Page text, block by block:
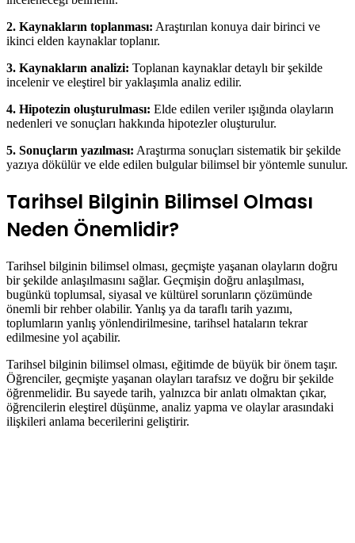
2. Kaynakların toplanması: Araştırılan konuya dair birinci ve
ikinci elden kaynaklar toplanır.
3. Kaynakların analizi: Toplanan kaynaklar detaylı bir şekilde
incelenir ve eleştirel bir yaklaşımla analiz edilir.
4. Hipotezin oluşturulması: Elde edilen veriler ışığında olayların
nedenleri ve sonuçları hakkında hipotezler oluşturulur.
5. Sonuçların yazılması: Araştırma sonuçları sistematik bir şekilde
yazıya dökülür ve elde edilen bulgular bilimsel bir yöntemle sunulur.
Tarihsel Bilginin Bilimsel Olması
Neden Önemlidir?
Tarihsel bilginin bilimsel olması, geçmişte yaşanan olayların doğru
bir şekilde anlaşılmasını sağlar. Geçmişin doğru anlaşılması,
bugünkü toplumsal, siyasal ve kültürel sorunların çözümünde
önemli bir rehber olabilir. Yanlış ya da taraflı tarih yazımı,
toplumların yanlış yönlendirilmesine, tarihsel hataların tekrar
edilmesine yol açabilir.
Tarihsel bilginin bilimsel olması, eğitimde de büyük bir önem taşır.
Öğrenciler, geçmişte yaşanan olayları tarafsız ve doğru bir şekilde
öğrenmelidir. Bu sayede tarih, yalnızca bir anlatı olmaktan çıkar,
öğrencilerin eleştirel düşünme, analiz yapma ve olaylar arasındaki
ilişkileri anlama becerilerini geliştirir.